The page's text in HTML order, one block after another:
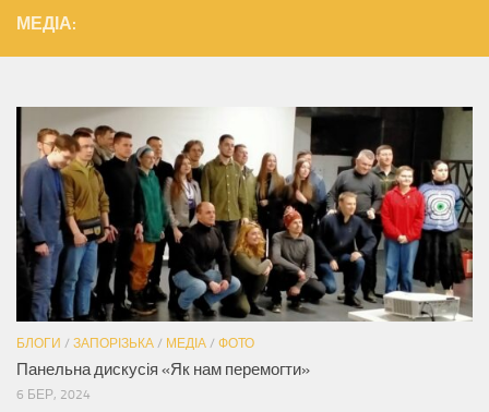
МЕДІА:
БЛОГИ / ЗАПОРІЗЬКА / МЕДІА / ФОТО
Панельна дискусія «Як нам перемогти»
6 БЕР, 2024